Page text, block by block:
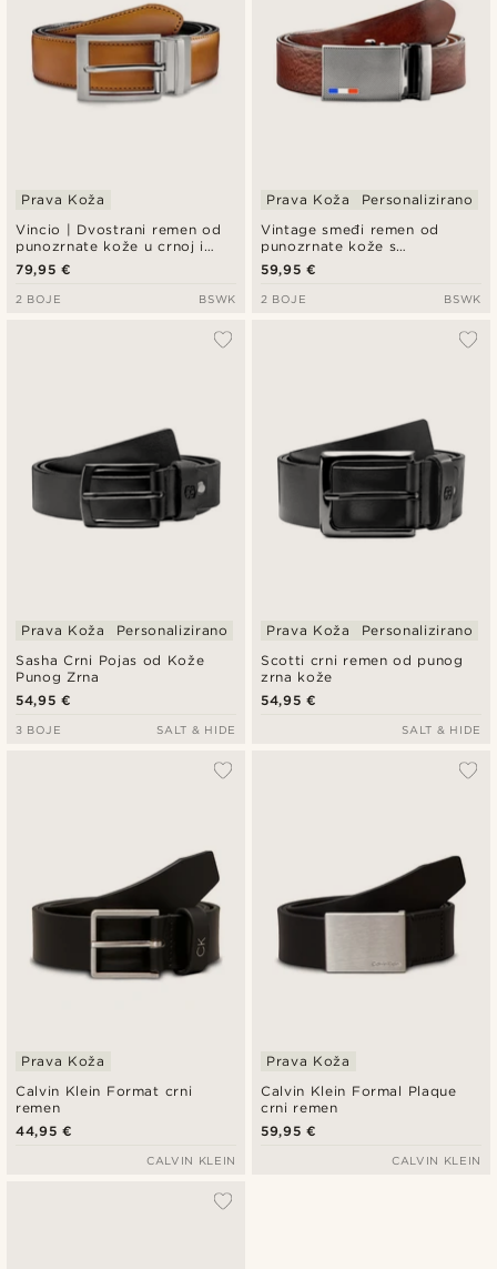
Vincio | Dvostrani remen od
punozrnate kože u crnoj i
tamno žutoj boji
Prava Koža
79,95 €
2 BOJE BSWK
Vintage smeđi remen od
punozrnate kože s
automatskim kopčanjem
Prava Koža Personalizirano
59,95 €
2 BOJE BSWK
Sasha Crni Pojas od Kože
Punog Zrna
Prava Koža Personalizirano
54,95 €
3 BOJE SALT & HIDE
Scotti crni remen od punog
zrna kože
Prava Koža Personalizirano
54,95 €
SALT & HIDE
Calvin Klein Format crni
remen
Prava Koža
44,95 €
CALVIN KLEIN
Calvin Klein Formal Plaque
crni remen
Prava Koža
59,95 €
CALVIN KLEIN